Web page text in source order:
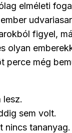
elméleti
figyel,
olyan
perce még
lesz.
sem volt.
nincs tananyag.